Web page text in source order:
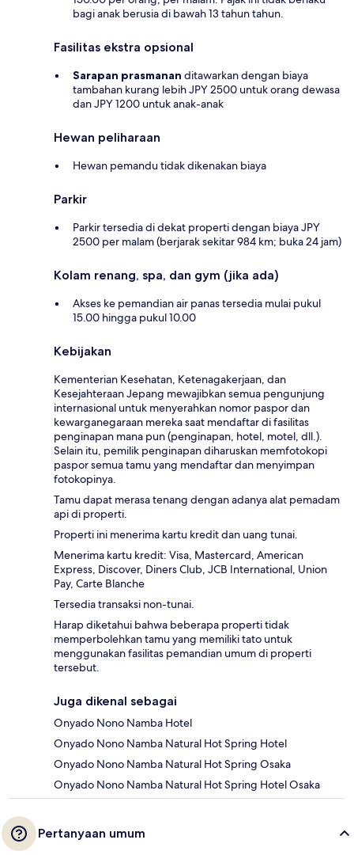
bagi anak berusia di bawah 13 tahun tahun.
Fasilitas ekstra opsional
Sarapan prasmanan ditawarkan dengan biaya
tambahan kurang lebih JPY 2500 untuk orang dewasa
dan JPY 1200 untuk anak-anak
Hewan peliharaan
Hewan pemandu tidak dikenakan biaya
Parkir
Parkir tersedia di dekat properti dengan biaya JPY
2500 per malam (berjarak sekitar 984 km; buka 24 jam)
Kolam renang, spa, dan gym (jika ada)
Akses ke pemandian air panas tersedia mulai pukul
15.00 hingga pukul 10.00
Kebijakan
Kementerian Kesehatan, Ketenagakerjaan, dan
Kesejahteraan Jepang mewajibkan semua pengunjung
internasional untuk menyerahkan nomor paspor dan
kewarganegaraan mereka saat mendaftar di fasilitas
penginapan mana pun (penginapan, hotel, motel, dll.).
Selain itu, pemilik penginapan diharuskan memfotokopi
paspor semua tamu yang mendaftar dan menyimpan
fotokopinya.
Tamu dapat merasa tenang dengan adanya alat pemadam
api di properti.
Properti ini menerima kartu kredit dan uang tunai.
Menerima kartu kredit: Visa, Mastercard, American
Express, Discover, Diners Club, JCB International, Union
Pay, Carte Blanche
Tersedia transaksi non-tunai.
Harap diketahui bahwa beberapa properti tidak
memperbolehkan tamu yang memiliki tato untuk
menggunakan fasilitas pemandian umum di properti
tersebut.
Juga dikenal sebagai
Onyado Nono Namba Hotel
Onyado Nono Namba Natural Hot Spring Hotel
Onyado Nono Namba Natural Hot Spring Osaka
Onyado Nono Namba Natural Hot Spring Hotel Osaka
Pertanyaan umum